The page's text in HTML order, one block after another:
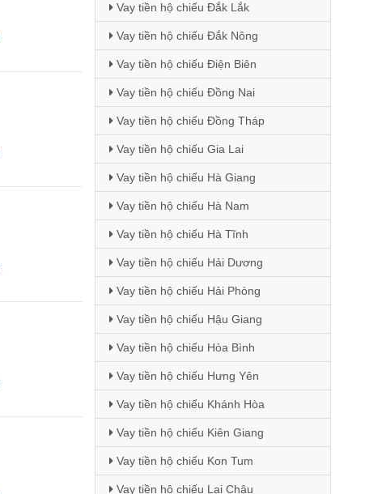
Vay tiền hộ chiếu Đắk Lắk
Vay tiền hộ chiếu Đắk Nông
Vay tiền hộ chiếu Điện Biên
Vay tiền hộ chiếu Đồng Nai
Vay tiền hộ chiếu Đồng Tháp
Vay tiền hộ chiếu Gia Lai
Vay tiền hộ chiếu Hà Giang
Vay tiền hộ chiếu Hà Nam
Vay tiền hộ chiếu Hà Tĩnh
Vay tiền hộ chiếu Hải Dương
Vay tiền hộ chiếu Hải Phòng
Vay tiền hộ chiếu Hậu Giang
Vay tiền hộ chiếu Hòa Bình
Vay tiền hộ chiếu Hưng Yên
Vay tiền hộ chiếu Khánh Hòa
Vay tiền hộ chiếu Kiên Giang
Vay tiền hộ chiếu Kon Tum
Vay tiền hộ chiếu Lai Châu